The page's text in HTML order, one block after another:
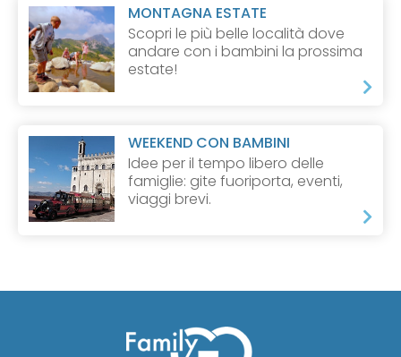
MONTAGNA ESTATE
Scopri le più belle località dove
andare con i bambini la prossima
estate!
WEEKEND CON BAMBINI
Idee per il tempo libero delle
famiglie: gite fuoriporta, eventi,
viaggi brevi.